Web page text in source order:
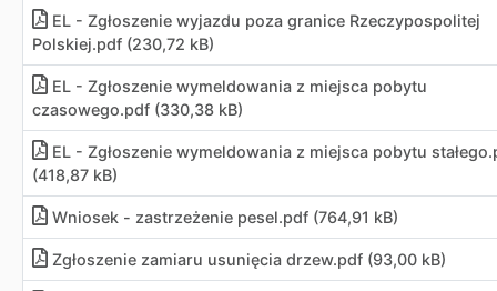
EL - Zgłoszenie wyjazdu poza granice Rzeczypospolitej
Polskiej.pdf (230,72 kB)
EL - Zgłoszenie wymeldowania z miejsca pobytu
czasowego.pdf (330,38 kB)
EL - Zgłoszenie wymeldowania z miejsca pobytu
(418,87 kB)
Wniosek - zastrzeżenie pesel.pdf (764,91 kB)
Zgłoszenie zamiaru usunięcia drzew.pdf (93,00 kB)